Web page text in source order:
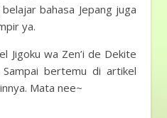
bahasa Jepang juga
ya.
Jigoku wa Zen’i de Dekite
bertemu di artikel
Mata nee~